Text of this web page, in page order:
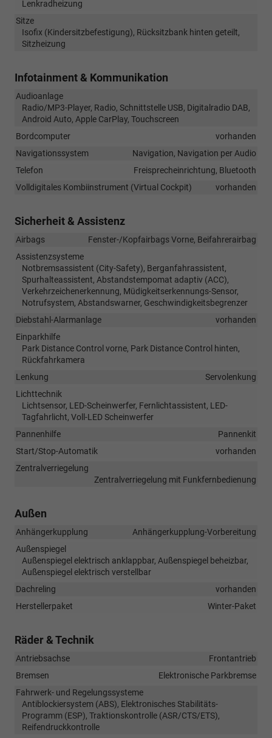
Lenkradheizung
Sitze
Isofix (Kindersitzbefestigung), Rücksitzbank hinten geteilt,
Sitzheizung
Infotainment & Kommunikation
Audioanlage
Radio/MP3-Player, Radio, Schnittstelle USB, Digitalradio DAB,
Android Auto, Apple CarPlay, Touchscreen
Bordcomputer
vorhanden
Navigationssystem
Navigation, Navigation per Audio
Telefon
Freisprecheinrichtung, Bluetooth
Volldigitales Kombiinstrument (Virtual Cockpit)
vorhanden
Sicherheit & Assistenz
Airbags
Fenster-/Kopfairbags Vorne, Beifahrerairbag
Assistenzsysteme
Notbremsassistent (City-Safety), Berganfahrassistent,
Spurhalteassistent, Abstandstempomat adaptiv (ACC),
Verkehrzeichenerkennung, Müdigkeitserkennungs-Sensor,
Notrufsystem, Abstandswarner, Geschwindigkeitsbegrenzer
Diebstahl-Alarmanlage
vorhanden
Einparkhilfe
Park Distance Control vorne, Park Distance Control hinten,
Rückfahrkamera
Lenkung
Servolenkung
Lichttechnik
Lichtsensor, LED-Scheinwerfer, Fernlichtassistent, LED-
Tagfahrlicht, Voll-LED Scheinwerfer
Pannenhilfe
Pannenkit
Start/Stop-Automatik
vorhanden
Zentralverriegelung
Zentralverriegelung mit Funkfernbedienung
Außen
Anhängerkupplung
Anhängerkupplung-Vorbereitung
Außenspiegel
Außenspiegel elektrisch anklappbar, Außenspiegel beheizbar,
Außenspiegel elektrisch verstellbar
Dachreling
vorhanden
Herstellerpaket
Winter-Paket
Räder & Technik
Antriebsachse
Frontantrieb
Bremsen
Elektronische Parkbremse
Fahrwerk- und Regelungssysteme
Antiblockiersystem (ABS), Elektronisches Stabilitäts-
Programm (ESP), Traktionskontrolle (ASR/CTS/ETS),
Reifendruckkontrolle